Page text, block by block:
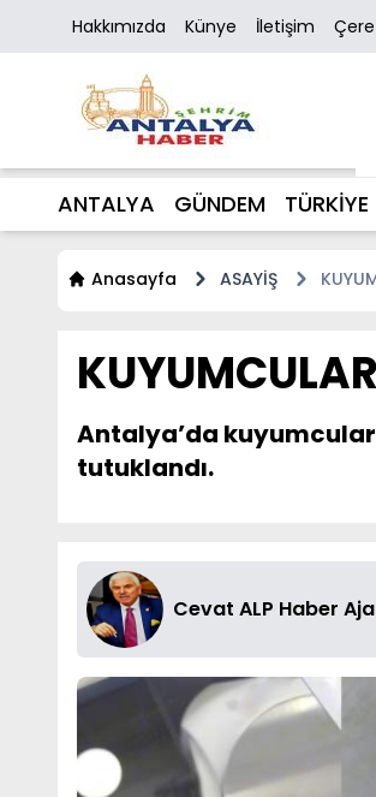
Hakkımızda Künye İletişim
ANTALYA GÜNDEM TÜRKİYE
Anasayfa ASAYİŞ
Antalya’da
tutuklandı.
Cevat ALP Haber